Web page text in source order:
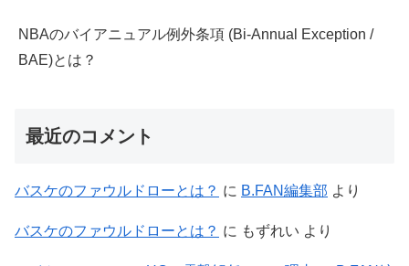
NBAのバイアニュアル例外条項 (Bi-Annual Exception /
BAE)とは？
最近のコメント
バスケのファウルドローとは？ に B.FAN編集部 より
バスケのファウルドローとは？ に もずれい より